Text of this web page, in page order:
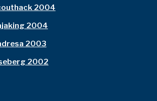
2004
2004
2003
2002